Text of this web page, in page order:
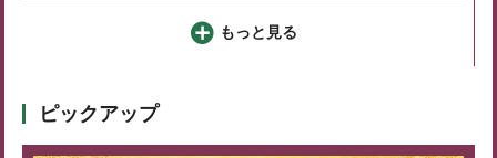
もっと見る
ピックアップ